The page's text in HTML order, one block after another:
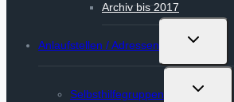
Archiv bis 2017
Anlaufstellen / Adressen
Untermenü
Selbsthilfegruppen